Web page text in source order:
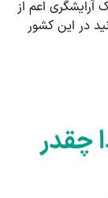
اعم از
در این کشور
چقدر